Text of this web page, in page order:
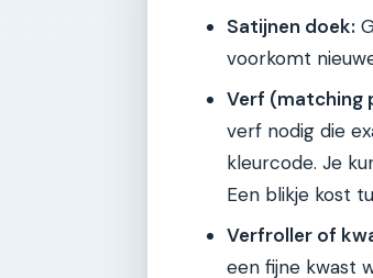
Satijnen doek:
voorkomt
Verf (matching
verf nodig die
kleurcode. Je
Een blikje kost
Verfroller of
een fijne kwast